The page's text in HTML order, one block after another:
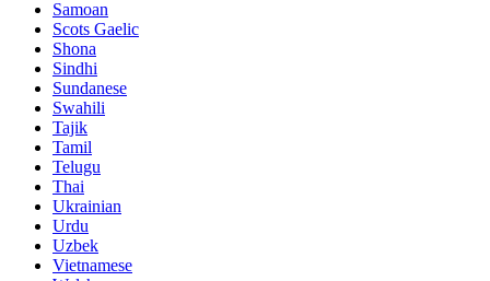
Samoan
Scots Gaelic
Shona
Sindhi
Sundanese
Swahili
Tajik
Tamil
Telugu
Thai
Ukrainian
Urdu
Uzbek
Vietnamese